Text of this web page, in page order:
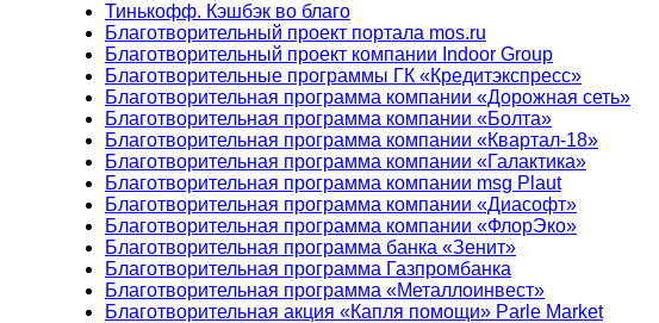
Тинькофф. Кэшбэк во благо
Благотворительный проект портала mos.ru
Благотворительный проект компании Indoor Group
Благотворительные программы ГК «Кредитэкспресс»
Благотворительная программа компании «Дорожная сеть»
Благотворительная программа компании «Болта»
Благотворительная программа компании «Квартал-18»
Благотворительная программа компании «Галактика»
Благотворительная программа компании msg Plaut
Благотворительная программа компании «Диасофт»
Благотворительная программа компании «ФлорЭко»
Благотворительная программа банка «Зенит»
Благотворительная программа Газпромбанка
Благотворительная программа «Металлоинвест»
Благотворительная акция «Капля помощи» Parle Market